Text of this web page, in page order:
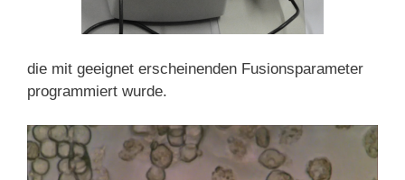
die mit geeignet erscheinenden Fusionsparameter
programmiert wurde.